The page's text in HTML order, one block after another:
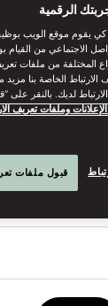
is ideal for
space with a
a wonderful
الرقمية
يقوم موقع الويب
الاجتماعي من القيام
المختلفة من ملفات
الخاصة بنا
لديك. بالنقر
وملفات تعريف
قبول ملفات